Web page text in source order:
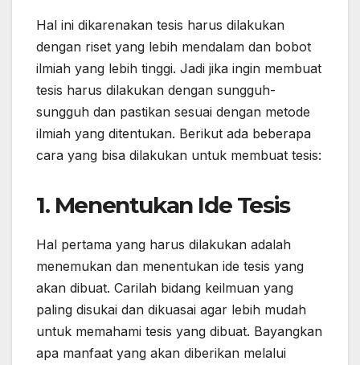
Hal ini dikarenakan tesis harus dilakukan
dengan riset yang lebih mendalam dan bobot
ilmiah yang lebih tinggi. Jadi jika ingin membuat
tesis harus dilakukan dengan sungguh-
sungguh dan pastikan sesuai dengan metode
ilmiah yang ditentukan. Berikut ada beberapa
cara yang bisa dilakukan untuk membuat tesis:
1. Menentukan Ide Tesis
Hal pertama yang harus dilakukan adalah
menemukan dan menentukan ide tesis yang
akan dibuat. Carilah bidang keilmuan yang
paling disukai dan dikuasai agar lebih mudah
untuk memahami tesis yang dibuat. Bayangkan
apa manfaat yang akan diberikan melalui